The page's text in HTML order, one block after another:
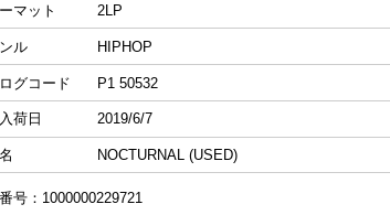
マット 2LP
ル HIPHOP
グコード P1 50532
荷日 2019/6/7
NOCTURNAL (USED)
号： 1000000229721